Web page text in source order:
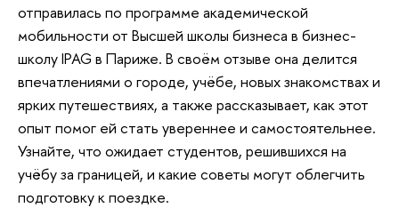
отправилась по программе академической
мобильности от Высшей школы бизнеса в бизнес-
школу IPAG в Париже. В своём отзыве она делится
впечатлениями о городе, учёбе, новых знакомствах и
ярких путешествиях, а также рассказывает, как этот
опыт помог ей стать увереннее и самостоятельнее.
Узнайте, что ожидает студентов, решившихся на
учёбу за границей, и какие советы могут облегчить
подготовку к поездке.